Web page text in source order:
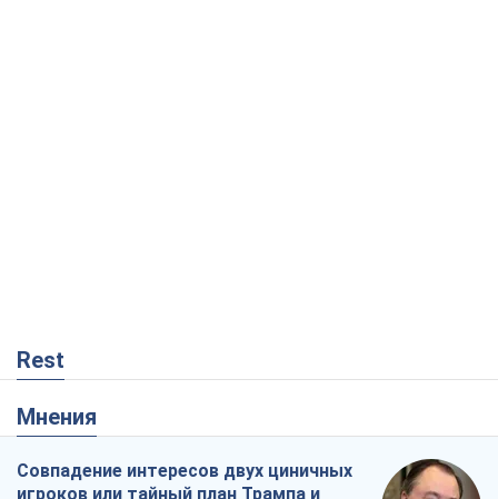
Rest
Мнения
Совпадение интересов двух циничных
игроков или тайный план Трампа и